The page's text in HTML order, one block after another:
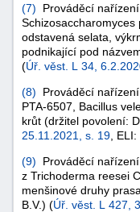
(7) Prováděcí
Schizosaccharomyces
odstavená selata,
podnikající pod
(Úř. věst. L 34,
(8) Prováděcí
PTA-6507, Bacillus
krůt (držitel povolení:
25.11.2021, s. 19 , ELI:
(9) Prováděcí
z Trichoderma reesei
menšinové druhy
B.V.) (Úř. věst. L 427,